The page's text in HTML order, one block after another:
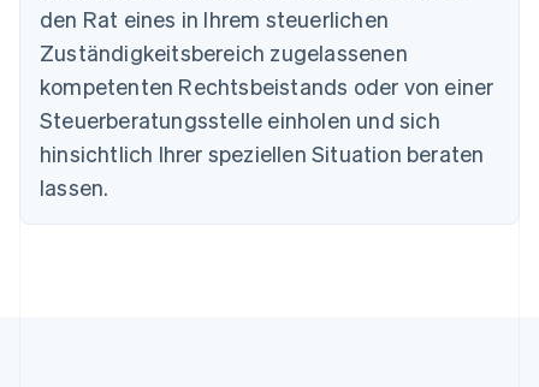
den Rat eines in Ihrem steuerlichen
Zuständigkeitsbereich zugelassenen
kompetenten Rechtsbeistands oder von einer
Steuerberatungsstelle einholen und sich
hinsichtlich Ihrer speziellen Situation beraten
lassen.
DeutschEnglish
Estland
English
Festlandchina
简体中文English
Finnland
Frankreich
FrançaisEnglish